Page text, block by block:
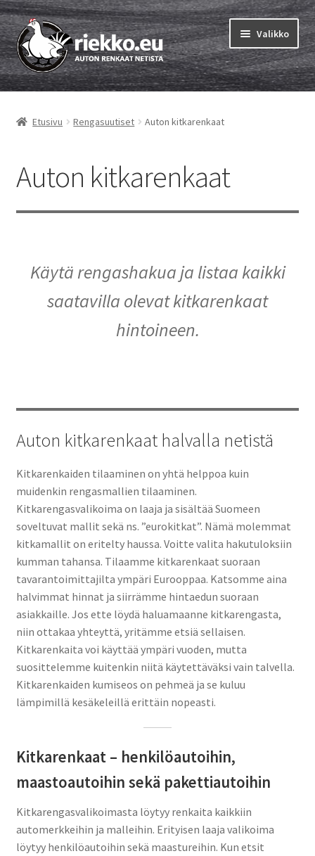
Siirry
navigointiin
Siirry
sisältöön
Valikko
Etusivu
Vinkit & ohjeet
Auton rengastestit
Auton kitkarenkaat
Renkaan kantavuus
Rengasvalmistajat
Rengasmerkinnät
Renkaan ikä ja DOT merkintä
Tietosuojaseloste
Tutkitusti edullinen rengaskauppa
Urasyvyydet ja tieliikennelaki
Lahjakortit
Auton renkaat
Etusivu Rengasuutiset Auton kitkarenkaat
Auton kitkarenkaat
Käytä rengashakua ja listaa kaikki
saatavilla olevat kitkarenkaat
hintoineen.
Auton kitkarenkaat halvalla netistä
Kitkarenkaiden tilaaminen on yhtä helppoa kuin
muidenkin rengasmallien tilaaminen.
Kitkarengasvalikoima on laaja ja sisältää Suomeen
soveltuvat mallit sekä ns. ”eurokitkat”. Nämä molemmat
kitkamallit on eritelty haussa. Voitte valita hakutuloksiin
kumman tahansa. Tilaamme kitkarenkaat suoraan
tavarantoimittajilta ympäri Eurooppaa. Katsomme aina
halvimmat hinnat ja siirrämme hintaedun suoraan
asiakkaille. Jos ette löydä haluamaanne kitkarengasta,
niin ottakaa yhteyttä, yritämme etsiä sellaisen.
Kitkarenkaita voi käyttää ympäri vuoden, mutta
suosittelemme kuitenkin niitä käytettäväksi vain talvella.
Kitkarenkaiden kumiseos on pehmeä ja se kuluu
lämpimillä kesäkeleillä erittäin nopeasti.
Kitkarenkaat – henkilöautoihin,
maastoautoihin sekä pakettiautoihin
Kitkarengasvalikoimasta löytyy renkaita kaikkiin
automerkkeihin ja malleihin. Erityisen laaja valikoima
löytyy henkilöautoihin sekä maastureihin. Kun etsit